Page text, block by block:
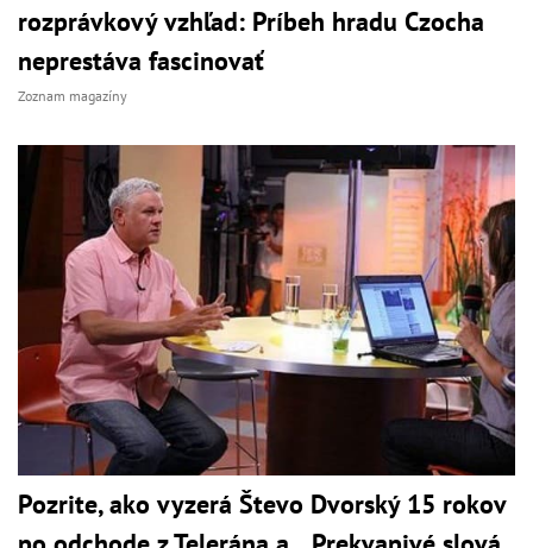
rozprávkový vzhľad: Príbeh hradu Czocha
neprestáva fascinovať
Zoznam magazíny
Pozrite, ako vyzerá Števo Dvorský 15 rokov